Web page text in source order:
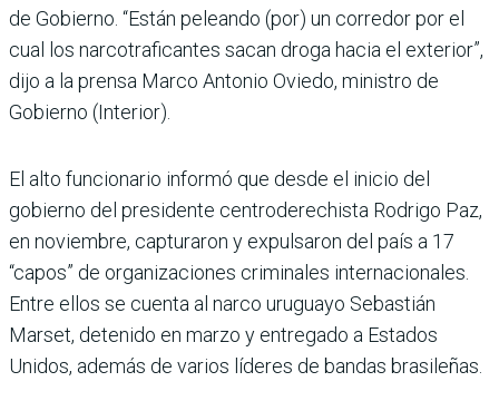
de Gobierno. “Están peleando (por) un corredor por el
cual los narcotraficantes sacan droga hacia el exterior”,
dijo a la prensa Marco Antonio Oviedo, ministro de
Gobierno (Interior).
El alto funcionario informó que desde el inicio del
gobierno del presidente centroderechista Rodrigo Paz,
en noviembre, capturaron y expulsaron del país a 17
“capos” de organizaciones criminales internacionales.
Entre ellos se cuenta al narco uruguayo Sebastián
Marset, detenido en marzo y entregado a Estados
Unidos, además de varios líderes de bandas brasileñas.